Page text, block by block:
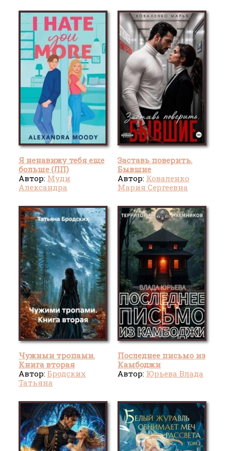
Я ненавижу тебя еще
больше (ЛП)
Автор: Муди
Александра
Заставь поверить.
Бывшие
Автор: Коваленко
Мария Сергеевна
Чужими тропами.
Книга вторая
Автор: Бродских
Татьяна
Последнее письмо из
Камбоджи
Автор: Юрьева Влада